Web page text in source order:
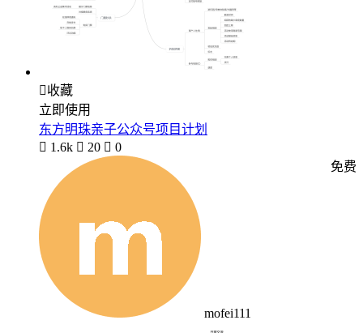
收藏
立即使用
东方明珠亲子公众号项目计划
 1.6k  20  0
mofei111
免费